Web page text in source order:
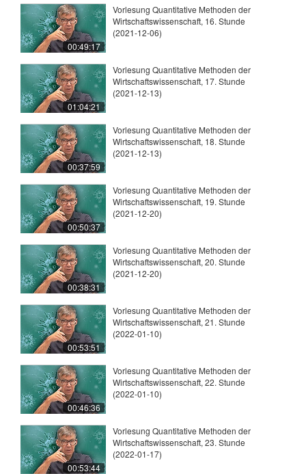
00:49:17
Vorlesung Quantitative Methoden der
Wirtschaftswissenschaft, 16. Stunde
(2021-12-06)
01:04:21
Vorlesung Quantitative Methoden der
Wirtschaftswissenschaft, 17. Stunde
(2021-12-13)
00:37:59
Vorlesung Quantitative Methoden der
Wirtschaftswissenschaft, 18. Stunde
(2021-12-13)
00:50:37
Vorlesung Quantitative Methoden der
Wirtschaftswissenschaft, 19. Stunde
(2021-12-20)
00:38:31
Vorlesung Quantitative Methoden der
Wirtschaftswissenschaft, 20. Stunde
(2021-12-20)
00:53:51
Vorlesung Quantitative Methoden der
Wirtschaftswissenschaft, 21. Stunde
(2022-01-10)
00:46:36
Vorlesung Quantitative Methoden der
Wirtschaftswissenschaft, 22. Stunde
(2022-01-10)
00:53:44
Vorlesung Quantitative Methoden der
Wirtschaftswissenschaft, 23. Stunde
(2022-01-17)